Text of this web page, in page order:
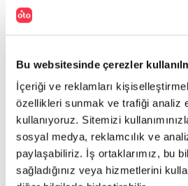
Bu websitesinde çerezler
İçeriği ve reklamları
özellikleri sunmak ve trafiği analiz
kullanıyoruz. Sitemizi
sosyal medya, reklamcılık ve
paylaşabiliriz. İş ortaklarımız, bu
sağladığınız veya hizmetlerini
araçları
0 araç bulundu
Marka:
Hyundai
Model:
bayon
Tümünü Temizle
Aradığınız